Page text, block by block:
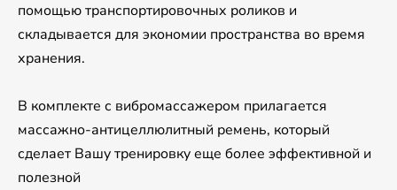
помощью транспортировочных роликов и
складывается для экономии пространства во время
хранения.
В комплекте с вибромассажером прилагается
массажно-антицеллюлитный ремень, который
сделает Вашу тренировку еще более эффективной и
полезной